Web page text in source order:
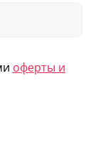
оферты и